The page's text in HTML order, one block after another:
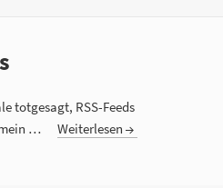
totgesagt, RSS-Feeds
…Weiterlesen